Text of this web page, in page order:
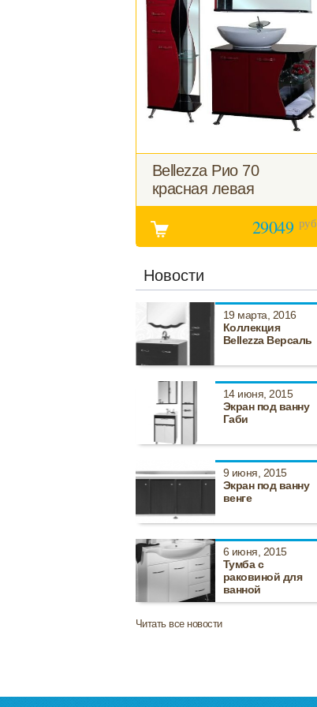
Bellezza Рио 70
красная левая
29049 руб
Новости
19 марта, 2016
Коллекция
Bellezza Версаль
14 июня, 2015
Экран под ванну
Габи
9 июня, 2015
Экран под ванну
венге
6 июня, 2015
Тумба с
раковиной для
ванной
Читать все новости